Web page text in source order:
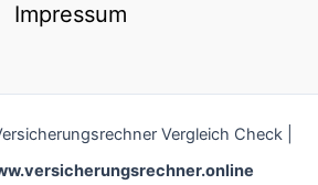
Impressum
Vergleich Check |